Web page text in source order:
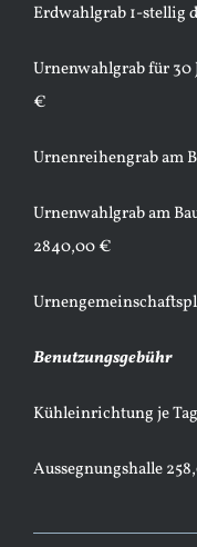
Erdwahlgrab 1-stellig
Urnenwahlgrab für 30
€
Urnenreihengrab am
Urnenwahlgrab am
2840,00 €
Benutzungsgebühr
Kühleinrichtung je
Aussegnungshalle